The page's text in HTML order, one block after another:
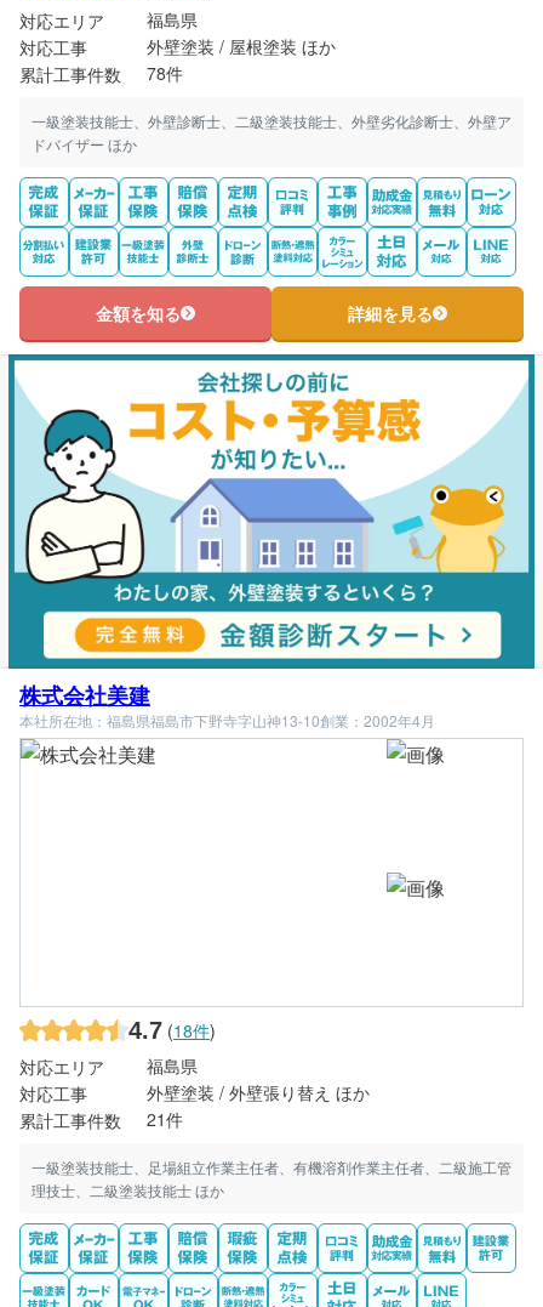
対応エリア
福島県
対応工事
外壁塗装 / 屋根塗装 ほか
累計工事件数
78件
一級塗装技能士、外壁診断士、二級塗装技能士、外壁劣化診断士、外壁ア
ドバイザー ほか
金額を知る 詳細を見る
株式会社美建
本社所在地：福島県福島市下野寺字山神13-10創業：2002年4月
4.7 (18件)
対応エリア
福島県
対応工事
外壁塗装 / 外壁張り替え ほか
累計工事件数
21件
一級塗装技能士、足場組立作業主任者、有機溶剤作業主任者、二級施工管
理技士、二級塗装技能士 ほか